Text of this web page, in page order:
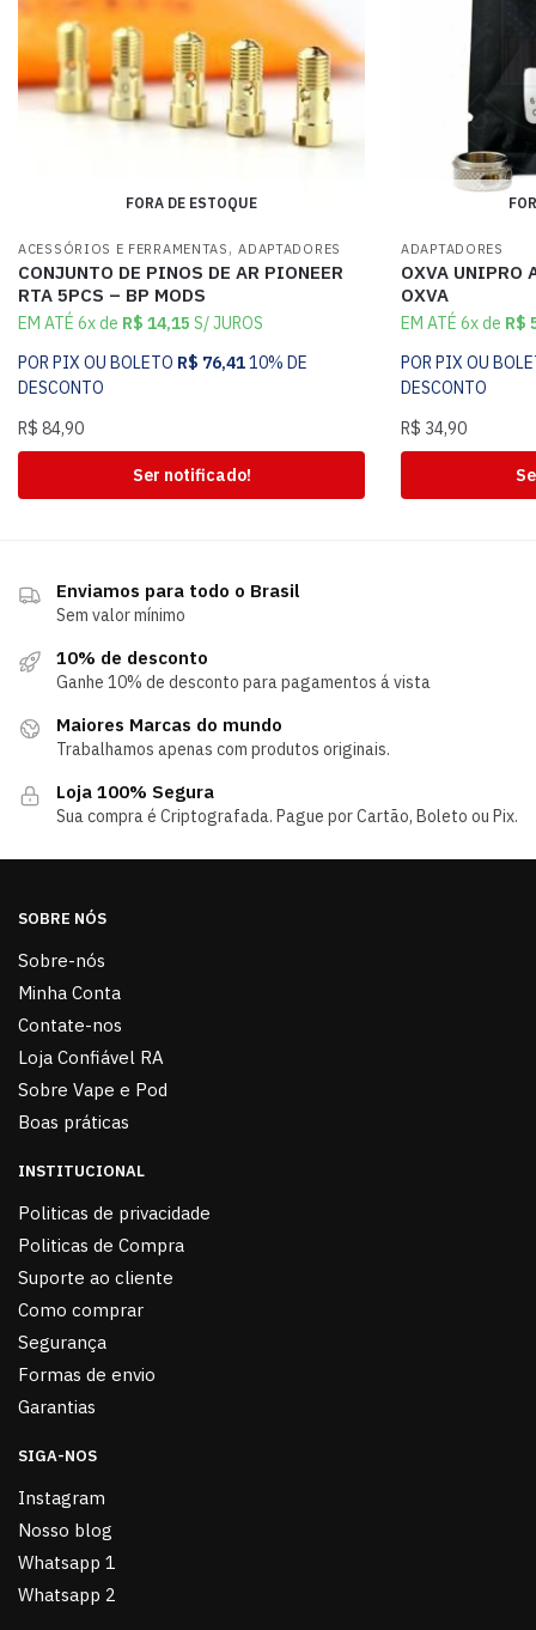
FORA DE ESTOQUE
ACESSÓRIOS E FERRAMENTAS ,ADAPTADORES
CONJUNTO DE PINOS DE AR PIONEER
RTA 5PCS – BP MODS
EM ATÉ 6x de R$ 14,15 S/ JUROS
POR PIX OU BOLETO R$ 76,4110% DE
DESCONTO
R$ 84,90
Ser notificado!
ADAPTADORES
OXVA UNIPRO
OXVA
EM ATÉ 6x de R$
POR PIX OU
DESCONTO
R$ 34,90
Enviamos para todo o Brasil
Sem valor mínimo
10% de desconto
Ganhe 10% de desconto para pagamentos á vista
Maiores Marcas do mundo
Trabalhamos apenas com produtos originais.
Loja 100% Segura
Sua compra é Criptografada. Pague por Cartão, Boleto ou Pix.
SOBRE NÓS
Sobre-nós
Minha Conta
Contate-nos
Loja Confiável RA
Sobre Vape e Pod
Boas práticas
INSTITUCIONAL
Politicas de privacidade
Politicas de Compra
Suporte ao cliente
Como comprar
Segurança
Formas de envio
Garantias
SIGA-NOS
Instagram
Nosso blog
Whatsapp 1
Whatsapp 2